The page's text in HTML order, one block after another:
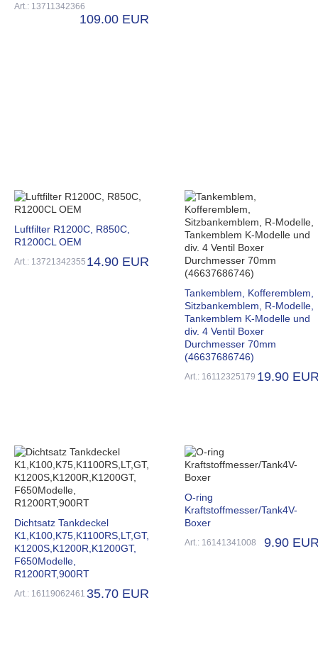
Art.: 13711342366
109.00 EUR
Luftfilter R1200C, R850C,
R1200CL OEM
Art.: 13721342355 14.90 EUR
Tankemblem, Kofferemblem,
Sitzbankemblem, R-Modelle,
Tankemblem K-Modelle und
div. 4 Ventil Boxer
Durchmesser 70mm
(46637686746)
Art.: 16112325179 19.90
Dichtsatz Tankdeckel
K1,K100,K75,K1100RS,LT,GT,
K1200S,K1200R,K1200GT,
F650Modelle,
R1200RT,900RT
Art.: 16119062461 35.70 EUR
O-ring
Kraftstoffmesser/Tank4V-
Boxer
Art.: 16141341008 9.90